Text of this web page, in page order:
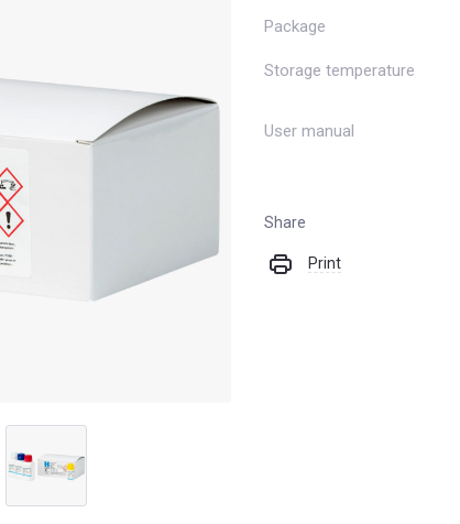
Package
Storage temperature
User manual
Share
Print